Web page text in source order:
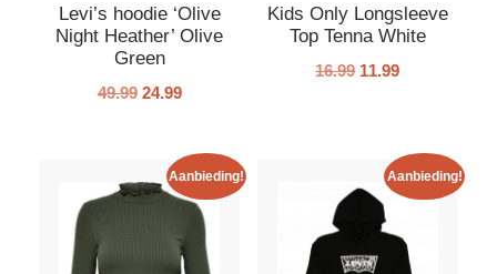
Levi’s hoodie ‘Olive
Night Heather’ Olive
Green
49.99 24.99
Kids Only Longsleeve
Top Tenna White
16.99 11.99
Aanbieding! Aanbieding!